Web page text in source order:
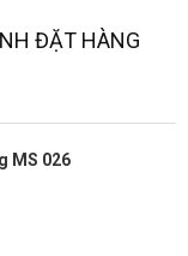
ĐẶT HÀNG
MS 026